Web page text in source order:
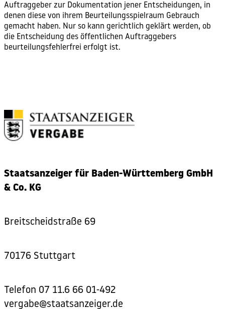
Auftraggeber zur Dokumentation jener Entscheidungen, in
denen diese von ihrem Beurteilungsspielraum Gebrauch
gemacht haben. Nur so kann gerichtlich geklärt werden, ob
die Entscheidung des öffentlichen Auftraggebers
beurteilungsfehlerfrei erfolgt ist.
Staatsanzeiger für Baden-Württemberg GmbH
& Co. KG
Breitscheidstraße 69
70176 Stuttgart
Telefon 07 11.6 66 01-492
vergabe@staatsanzeiger.de